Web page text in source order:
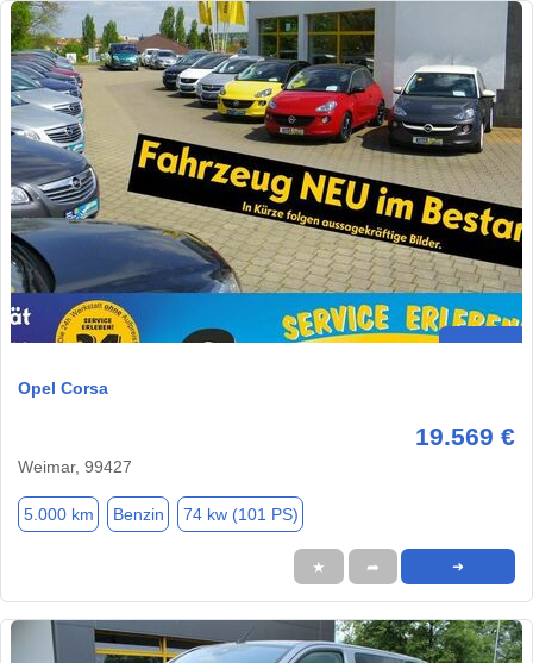
Opel Corsa
19.569 €
Weimar, 99427
5.000 km Benzin 74 kw (101 PS)
★ ➦ ➜